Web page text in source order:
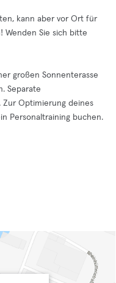
kann aber vor Ort für
Wenden Sie sich bitte
großen Sonnenterasse
Separate
Zur Optimierung deines
Personaltraining buchen.